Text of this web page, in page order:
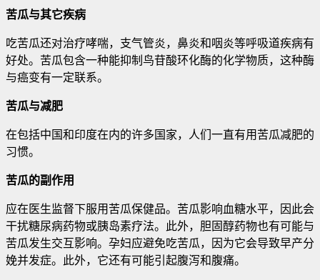
苦瓜与其它疾病
吃苦瓜还对治疗哮喘，支气管炎，鼻炎和咽炎等呼吸道疾病有
好处。苦瓜包含一种能抑制鸟苷酸环化酶的化学物质，这种酶
与癌变有一定联系。
苦瓜与减肥
在包括中国和印度在内的许多国家，人们一直有用苦瓜减肥的
习惯。
苦瓜的副作用
应在医生监督下服用苦瓜保健品。苦瓜影响血糖水平，因此会
干扰糖尿病药物或胰岛素疗法。此外，胆固醇药物也有可能与
苦瓜发生交互影响。孕妇应避免吃苦瓜，因为它会导致早产分
娩并发症。此外，它还有可能引起腹泻和腹痛。